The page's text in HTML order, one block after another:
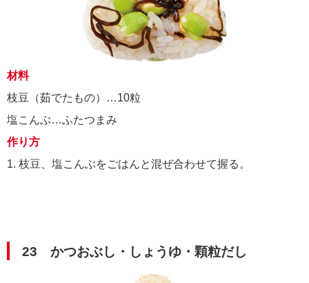
材料
枝豆（茹でたもの）…10粒
塩こんぶ…ふたつまみ
作り方
1. 枝豆、塩こんぶをごはんと混ぜ合わせて握る。
23 かつおぶし・しょうゆ・顆粒だし